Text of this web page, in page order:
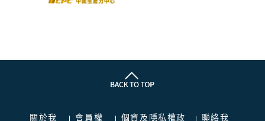
關於我 會員權 個資及隱私權政 聯絡我